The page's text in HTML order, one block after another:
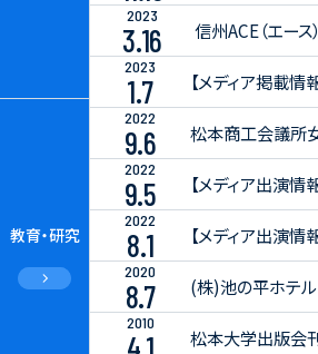
教育・研究
2023
3.16 信州ACE（エー
2023
1.7 【メディア掲載
2022
9.6 松本商工会議所
2022
9.5 【メディア出演
2022
8.1 【メディア出演情
2020
8.7 (株)池の平ホテ
2010
松本大学出版会